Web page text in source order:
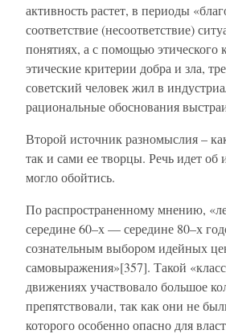
активность растет, в периоды
соответствие (несоответствие)
понятиях, а с помощью этического
этические критерии добра и зла,
советский человек жил в
рациональные обоснования
Второй источник разномыслия –
так и сами ее творцы. Речь идет об
могло обойтись.
По распространенному мнению,
середине 60–х — середине 80–х
сознательным выбором идейных
самовыражения»[357]. Такой
движениях участвовало большое
препятствовали, так как они не
которого особенно опасно для